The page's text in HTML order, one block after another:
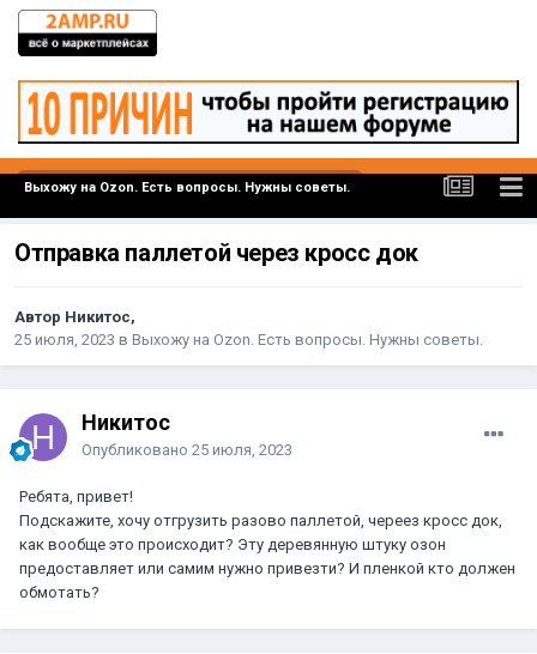
Выхожу на Ozon. Есть вопросы. Нужны советы.
Отправка паллетой через кросс док
Автор Никитос,
25 июля, 2023 в Выхожу на Ozon. Есть вопросы. Нужны советы.
Никитос
Опубликовано 25 июля, 2023
Ребята, привет!
Подскажите, хочу отгрузить разово паллетой, череез кросс док,
как вообще это происходит? Эту деревянную штуку озон
предоставляет или самим нужно привезти? И пленкой кто должен
обмотать?